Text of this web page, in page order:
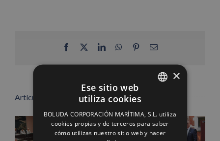
Facebook LinkedInWhatsApp
PinterestCorreo
Artículos relacionados
ENGLISH
FRENCH
×
Ese sitio web
utiliza cookies
BOLUDA CORPORACIÓN MARÍTIMA, S.L. utiliza
cookies propias y de terceros para saber
cómo utilizas nuestro sitio web y hacer